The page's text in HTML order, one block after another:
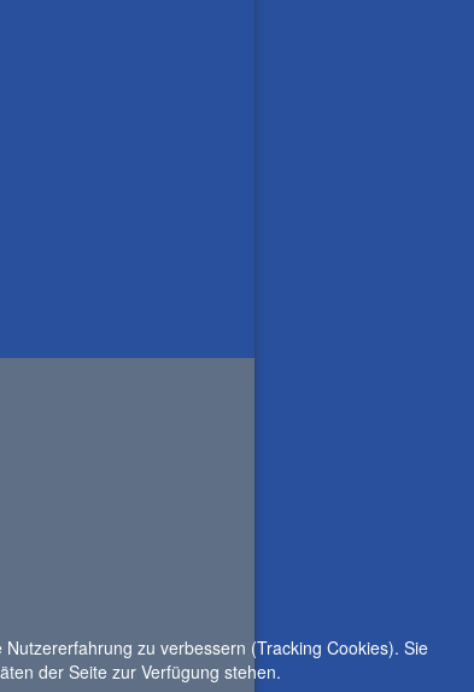
zu verbessern (Tracking Cookies). Sie
der Seite zur Verfügung stehen.